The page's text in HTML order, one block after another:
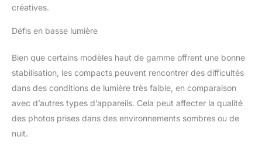
créatives.
Défis en basse lumière
Bien que certains modèles haut de gamme offrent une bonne
stabilisation, les compacts peuvent rencontrer des difficultés
dans des conditions de lumière très faible, en comparaison
avec d’autres types d’appareils. Cela peut affecter la qualité
des photos prises dans des environnements sombres ou de
nuit.